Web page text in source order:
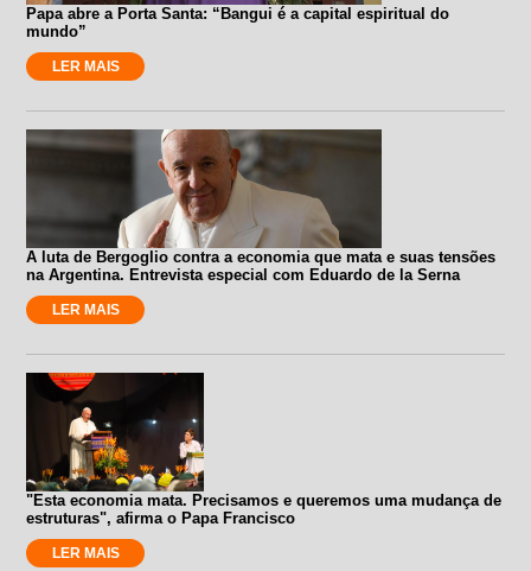
Papa abre a Porta Santa: “Bangui é a capital espiritual do
mundo”
LER MAIS
A luta de Bergoglio contra a economia que mata e suas tensões
na Argentina. Entrevista especial com Eduardo de la Serna
LER MAIS
"Esta economia mata. Precisamos e queremos uma mudança de
estruturas", afirma o Papa Francisco
LER MAIS